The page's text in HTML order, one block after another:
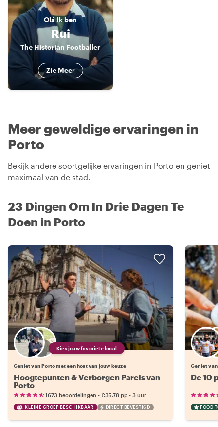
OláIk ben
Rui
The Historian Footballer
Zie Meer
Meer geweldige ervaringen in
Porto
Bekijk andere soortgelijke ervaringen in Porto en geniet
maximaal van de stad.
23 Dingen Om In Drie Dagen Te
Doen in Porto
Kies jouw favoriete local
Geniet van Porto met een host van jouw keuze
Hoogtepunten & Verborgen Parels van
Porto
1673 beoordelingen • €35.78 pp • 3 uur
KLEINE GROEP BESCHIKBAAR DIRECT BEVESTIGD
Geniet
De 10
FOOD